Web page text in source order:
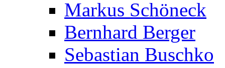
Markus Schöneck
Bernhard Berger
Sebastian Buschko